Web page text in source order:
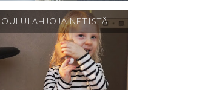
NETISTÄ